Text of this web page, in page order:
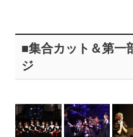
■集合カット＆第一
ジ